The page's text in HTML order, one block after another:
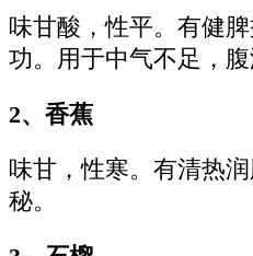
味甘酸，性平。有健
功。用于中气不足，腹
2、香蕉
味甘，性寒。有清热
秘。